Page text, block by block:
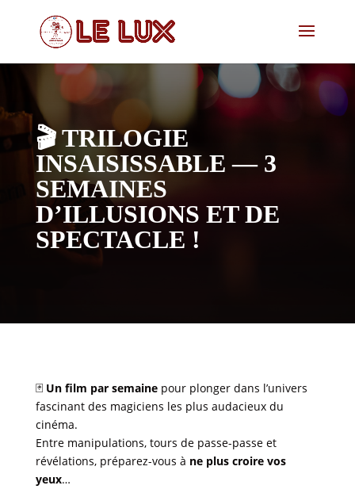
🎬 TRILOGIE
INSAISISSABLE — 3
SEMAINES
D’ILLUSIONS ET DE
SPECTACLE !
🃏 Un film par semainepour plonger dans l’univers
fascinant des magiciens les plus audacieux du
cinéma.
Entre manipulations, tours de passe-passe et
révélations, préparez-vous à ne plus croire vos
yeux…